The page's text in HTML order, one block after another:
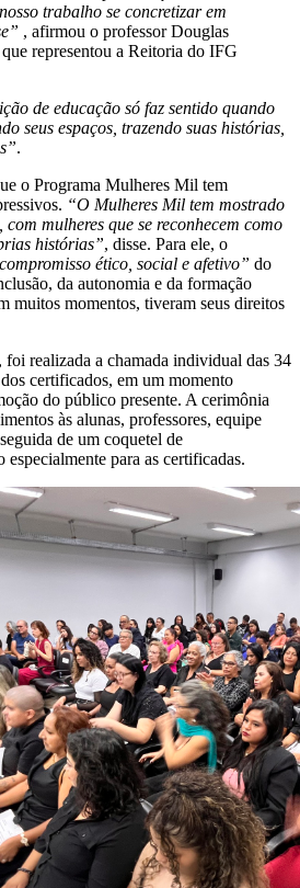
trabalho se concretizar em
, afirmou o professor Douglas
representou a Reitoria do IFG
de educação só faz sentido quando
seus espaços, trazendo suas histórias,
.
o Programa Mulheres Mil tem
“O Mulheres Mil tem mostrado
mulheres que se reconhecem como
histórias”, disse. Para ele, o
ético, social e afetivo” do
da autonomia e da formação
muitos momentos, tiveram seus direitos
realizada a chamada individual das 34
certificados, em um momento
do público presente. A cerimônia
às alunas, professores, equipe
de um coquetel de
para as certificadas.